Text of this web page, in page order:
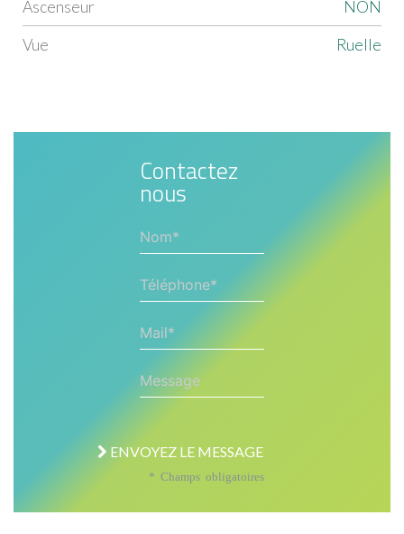
Ascenseur
NON
Vue
ruelle
Contactez
nous
Nom*
Téléphone*
Mail*
Message
ENVOYEZ LE MESSAGE
* Champs obligatoires